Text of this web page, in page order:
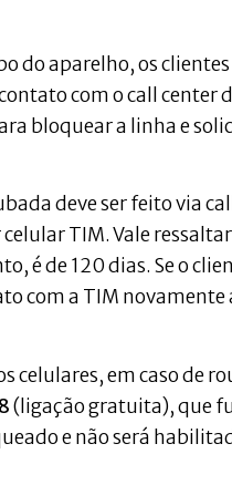
do aparelho, os
com o call center
bloquear a linha e
deve ser feito via
TIM. Vale
é de 120 dias. Se o
com a TIM novamente
celulares, em caso de
(ligação gratuita), que
e não será